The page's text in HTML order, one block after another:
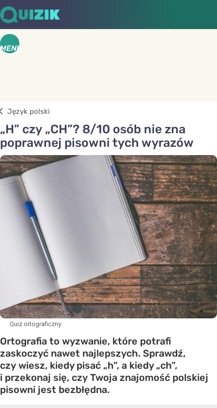
MENU
Język polski
„H” czy „CH”? 8/10 osób nie zna
poprawnej pisowni tych wyrazów
Quiz ortograficzny
Ortografia to wyzwanie, które potrafi
zaskoczyć nawet najlepszych. Sprawdź,
czy wiesz, kiedy pisać „h”, a kiedy „ch”,
i przekonaj się, czy Twoja znajomość polskiej
pisowni jest bezbłędna.